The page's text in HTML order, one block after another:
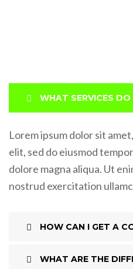
WHAT SERVICES
Lorem ipsum dolor sit
elit, sed do eiusmod
dolore magna aliqua. Ut
nostrud exercitation
HOW CAN I GET A
WHAT ARE THE